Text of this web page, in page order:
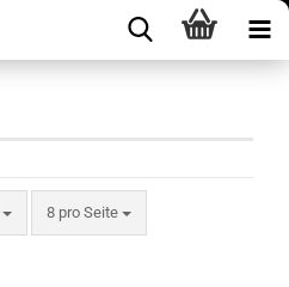
8 pro Seite
pro Seite